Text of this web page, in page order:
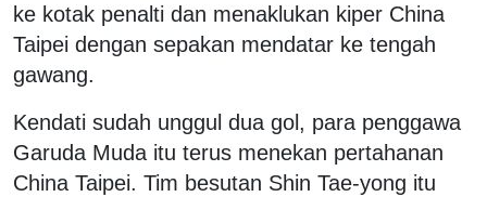
ke kotak penalti dan menaklukan kiper China
Taipei dengan sepakan mendatar ke tengah
gawang.
Kendati sudah unggul dua gol, para penggawa
Garuda Muda itu terus menekan pertahanan
China Taipei. Tim besutan Shin Tae-yong itu